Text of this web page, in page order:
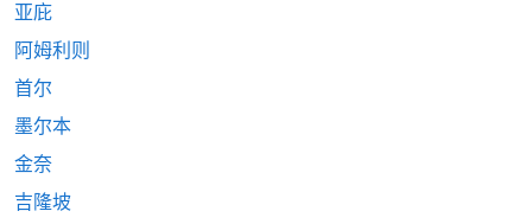
亚庇
阿姆利则
首尔
墨尔本
金奈
吉隆坡